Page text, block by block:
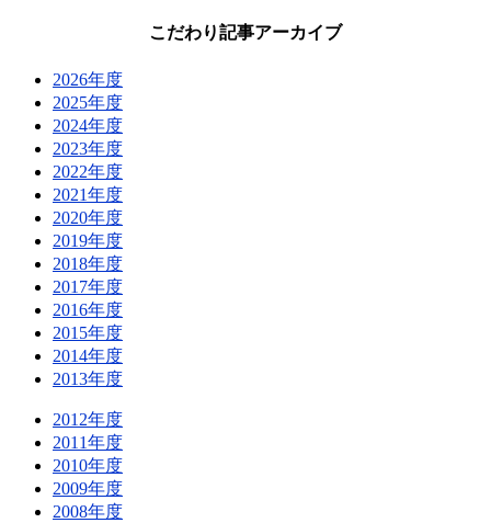
こだわり記事アーカイブ
2026年度
2025年度
2024年度
2023年度
2022年度
2021年度
2020年度
2019年度
2018年度
2017年度
2016年度
2015年度
2014年度
2013年度
2012年度
2011年度
2010年度
2009年度
2008年度